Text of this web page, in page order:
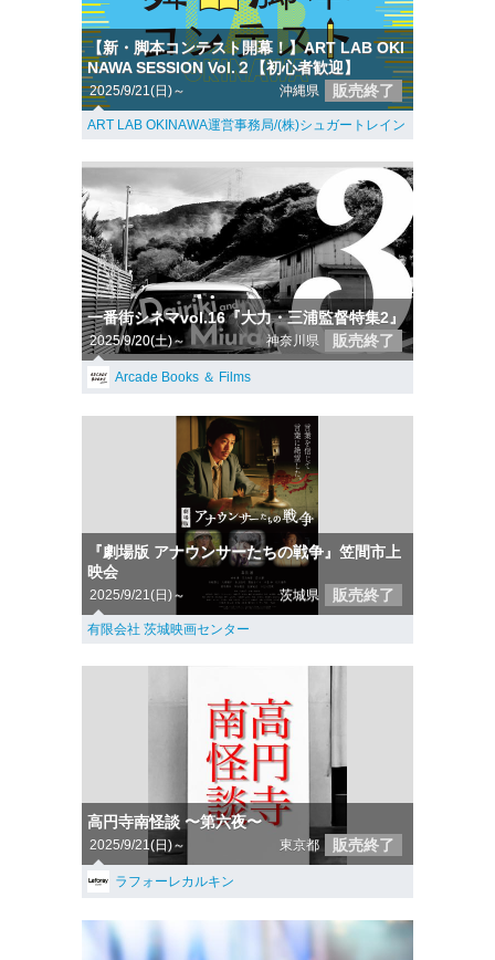
【新・脚本コンテスト開幕！】ART LAB OKI
NAWA SESSION Vol.２【初心者歓迎】
2025/9/21(日)～ 沖縄県 販売終了
ART LAB OKINAWA運営事務局/(株)シュガートレイン
一番街シネマvol.16『大力・三浦監督特集2』
2025/9/20(土)～ 神奈川県 販売終了
Arcade Books ＆ Films
『劇場版 アナウンサーたちの戦争』笠間市上
映会
2025/9/21(日)～ 茨城県 販売終了
有限会社 茨城映画センター
高円寺南怪談 〜第六夜〜
2025/9/21(日)～ 東京都 販売終了
ラフォーレカルキン